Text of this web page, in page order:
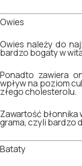
Owies
Owies należy do
bardzo bogaty w
Ponadto zawiera
wpływ na poziom
złego cholesterolu.
Zawartość błonnika
grama, czyli bardzo
Bataty